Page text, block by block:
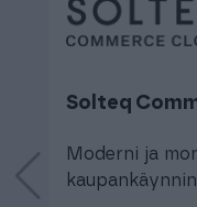
Solteq
Moderni ja